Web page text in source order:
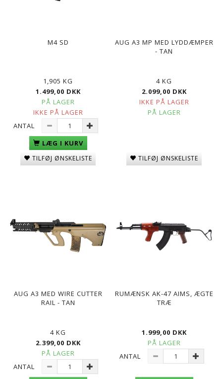
M4 SD
1,905 KG
1.499,00 DKK
PÅ LAGER
IKKE PÅ LAGER
ANTAL
LÆG I KURV
TILFØJ ØNSKELISTE
AUG A3 MP MED LYDDÆMPER
- TAN
4 KG
2.099,00 DKK
IKKE PÅ LAGER
PÅ LAGER
TILFØJ ØNSKELISTE
AUG A3 MED WIRE CUTTER
RAIL - TAN
4 KG
2.399,00 DKK
PÅ LAGER
ANTAL
RUMÆNSK AK-47 AIMS, ÆGTE
TRÆ
1.999,00 DKK
PÅ LAGER
ANTAL